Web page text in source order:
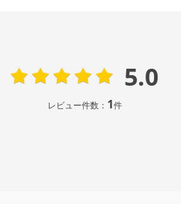
5.0
レビュー件数： 1件